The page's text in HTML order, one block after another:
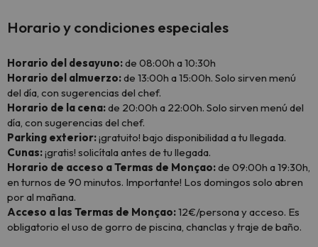
Horario y condiciones especiales
Horario del desayuno:de 08:00h a 10:30h
Horario del almuerzo:de 13:00h a 15:00h. Solo sirven menú
del día, con sugerencias del chef.
Horario de la cena:de 20:00h a 22:00h. Solo sirven menú del
día, con sugerencias del chef.
Parking exterior:¡gratuito! bajo disponibilidad a tu llegada.
Cunas:¡gratis! solicítala antes de tu llegada.
Horario de acceso a Termas de Monçao:de 09:00h a 19:30h,
en turnos de 90 minutos. Importante! Los domingos solo abren
por al mañana.
Acceso a las Termas de Monçao:12€/persona y acceso. Es
obligatorio el uso de gorro de piscina, chanclas y traje de baño.